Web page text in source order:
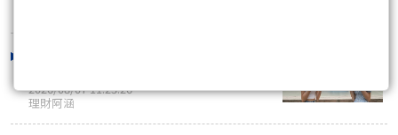
2026/08/07 11:23:26
理財阿涵